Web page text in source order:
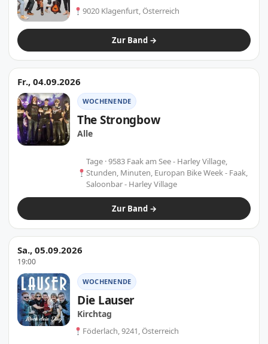
9020 Klagenfurt, Österreich
Zur Band →
Fr., 04.09.2026
WOCHENENDE
The Strongbow
Alle
Tage · 9583 Faak am See - Harley Village,
Stunden, Minuten, Europan Bike Week - Faak,
Saloonbar - Harley Village
Zur Band →
Sa., 05.09.2026
19:00
WOCHENENDE
Die Lauser
Kirchtag
Föderlach, 9241, Österreich